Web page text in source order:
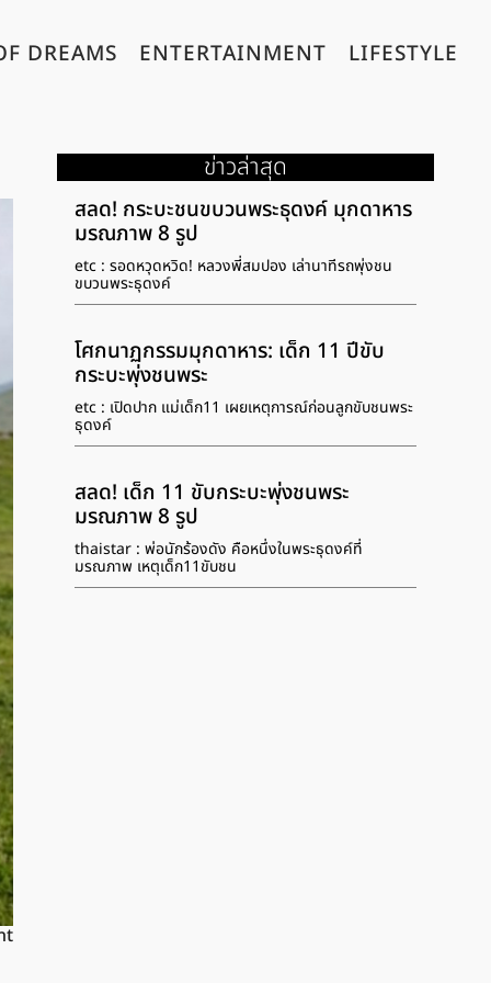
DREAMS ENTERTAINMENT LIFESTYLE
ข่าวล่าสุด
สลด! กระบะชนขบวนพระธุดงค์ มุกดาหาร
มรณภาพ 8 รูป
etc : รอดหวุดหวิด! หลวงพี่สมปอง เล่านาทีรถพุ่งชน
ขบวนพระธุดงค์
โศกนาฏกรรมมุกดาหาร: เด็ก 11 ปีขับ
กระบะพุ่งชนพระ
etc : เปิดปาก แม่เด็ก11 เผยเหตุการณ์ก่อนลูกขับชนพระ
ธุดงค์
สลด! เด็ก 11 ขับกระบะพุ่งชนพระ
มรณภาพ 8 รูป
thaistar : พ่อนักร้องดัง คือหนึ่งในพระธุดงค์ที่
มรณภาพ เหตุเด็ก11ขับชน